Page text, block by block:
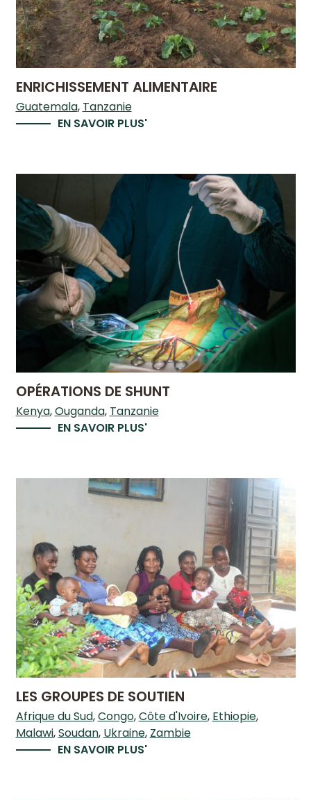
ENRICHISSEMENT ALIMENTAIRE
Guatemala Tanzanie
EN SAVOIR PLUS'
OPÉRATIONS DE SHUNT
Kenya Ouganda Tanzanie
EN SAVOIR PLUS'
LES GROUPES DE SOUTIEN
Afrique du Sud Congo Côte d'Ivoire Ethiopie
Malawi Soudan Ukraine Zambie
EN SAVOIR PLUS'